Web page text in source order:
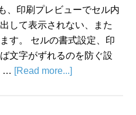
、印刷プレビューでセル内
して表示されない、また
す。 セルの書式設定、印
文字がずれるのを防ぐ設
… [Read more...]